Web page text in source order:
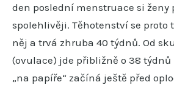
den poslední menstruace si
spolehlivěji. Těhotenství se proto
něj a trvá zhruba 40 týdnů. Od
(ovulace) jde přibližně o 38
„na papíře“ začíná ještě před